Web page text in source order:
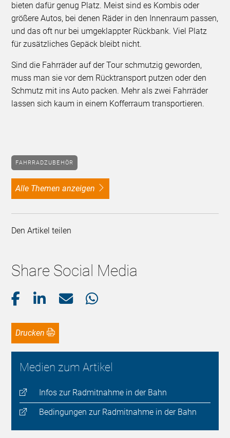
bieten dafür genug Platz. Meist sind es Kombis oder
größere Autos, bei denen Räder in den Innenraum passen,
und das oft nur bei umgeklappter Rückbank. Viel Platz
für zusätzliches Gepäck bleibt nicht.
Sind die Fahrräder auf der Tour schmutzig geworden,
muss man sie vor dem Rücktransport putzen oder den
Schmutz mit ins Auto packen. Mehr als zwei Fahrräder
lassen sich kaum in einem Kofferraum transportieren.
FAHRRADZUBEHÖR
alle Themen anzeigen
Den Artikel teilen
Share Social Media
Drucken
Medien zum Artikel
Infos zur Radmitnahme in der Bahn
Bedingungen zur Radmitnahme in der Bahn